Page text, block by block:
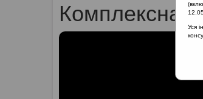
Комплексна
Уся